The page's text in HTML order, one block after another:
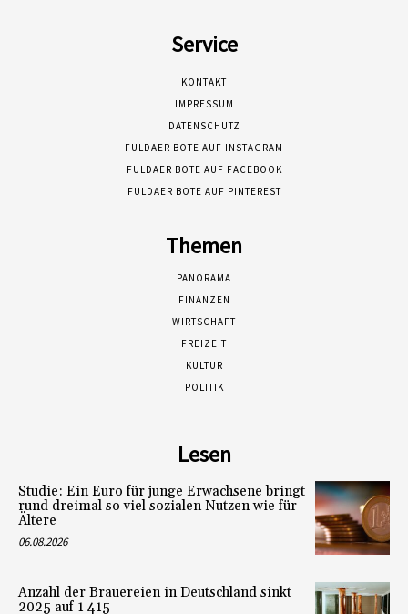
Service
KONTAKT
IMPRESSUM
DATENSCHUTZ
FULDAER BOTE AUF INSTAGRAM
FULDAER BOTE AUF FACEBOOK
FULDAER BOTE AUF PINTEREST
Themen
PANORAMA
FINANZEN
WIRTSCHAFT
FREIZEIT
KULTUR
POLITIK
Lesen
Studie: Ein Euro für junge Erwachsene bringt
rund dreimal so viel sozialen Nutzen wie für
Ältere
06.08.2026
Anzahl der Brauereien in Deutschland sinkt
2025 auf 1 415